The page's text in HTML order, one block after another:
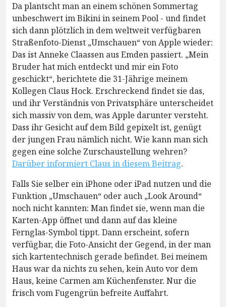
Da plantscht man an einem schönen Sommertag
unbeschwert im Bikini in seinem Pool - und findet
sich dann plötzlich in dem weltweit verfügbaren
Straßenfoto-Dienst „Umschauen“ von Apple wieder:
Das ist Anneke Claassen aus Emden passiert. „Mein
Bruder hat mich entdeckt und mir ein Foto
geschickt“, berichtete die 31-Jährige meinem
Kollegen Claus Hock. Erschreckend findet sie das,
und ihr Verständnis von Privatsphäre unterscheidet
sich massiv von dem, was Apple darunter versteht.
Dass ihr Gesicht auf dem Bild gepixelt ist, genügt
der jungen Frau nämlich nicht. Wie kann man sich
gegen eine solche Zurschaustellung wehren?
Darüber informiert Claus in diesem Beitrag.
Falls Sie selber ein iPhone oder iPad nutzen und die
Funktion „Umschauen“ oder auch „Look Around“
noch nicht kannten: Man findet sie, wenn man die
Karten-App öffnet und dann auf das kleine
Fernglas-Symbol tippt. Dann erscheint, sofern
verfügbar, die Foto-Ansicht der Gegend, in der man
sich kartentechnisch gerade befindet. Bei meinem
Haus war da nichts zu sehen, kein Auto vor dem
Haus, keine Carmen am Küchenfenster. Nur die
frisch vom Fugengrün befreite Auffahrt.